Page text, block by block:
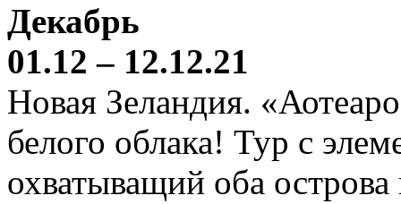
Декабрь
01.12 – 12.12.21
Новая Зеландия.
белого облака! Тур с
охватыващий оба